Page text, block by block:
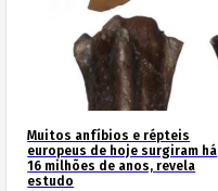
Muitos anfíbios e répteis
europeus de hoje surgiram há
16 milhões de anos, revela
estudo